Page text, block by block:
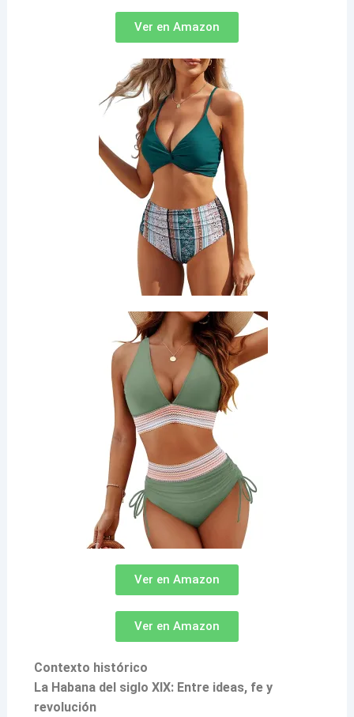
Ver en Amazon
Ver en Amazon
Ver en Amazon
Contexto histórico
La Habana del siglo XIX: Entre ideas, fe y
revolución